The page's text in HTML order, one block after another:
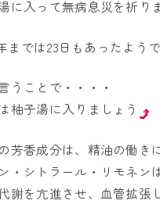
に入って無病息災を祈り
までは23日もあったよう
うことで・・・・
柚子湯に入りましょう
芳香成分は、精油の働き
・シトラール・リモネンは
謝を亢進させ、血管拡張